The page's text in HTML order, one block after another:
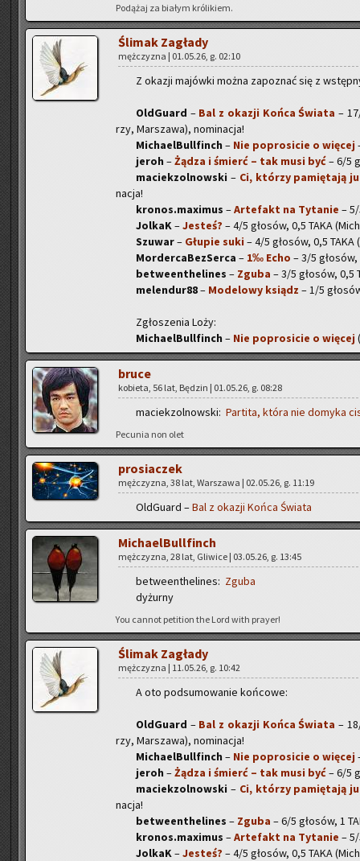
Po­dą­żaj za bia­łym kró­li­kiem.
Śli­mak Za­gła­dy
męż­czy­zna | 01.05.26, g. 02:10
Z oka­zji ma­jów­ki można za­po­znać się z
Old­Gu­ard – Bal z oka­zji Końca Świa­ta –
rzy, Mar­sza­wa), no­mi­na­cja!
Mi­cha­el­Bul­l­finch – Nie po­pro­si­cie o wię­cej
jeroh –Żądza i śmierć – tak musi być– 6/5
ma­ciek­zol­now­ski – Ci, któ­rzy pa­mię­ta­ją
na­cja!
kronos.maximus –Ar­te­fakt na Ty­ta­nie –
Jol­kaK–Je­steś? – 4/5 gło­sów, 0,5 TAKA
Szu­war– Głu­pie suki– 4/5 gło­sów, 0,5 TAKA
Mor­der­ca­Bez­Ser­ca – 1‰ Echo – 3/5
be­twe­en­the­li­nes – Zguba – 3/5 gło­sów, 0,5
me­len­du­r88– Mo­de­lo­wy ksiądz – 1/5
Zgło­sze­nia Loży:
Mi­cha­el­Bul­l­finch – Nie po­pro­si­cie o wię­cej
bruce
ko­bie­ta, 56 lat, Bę­dzin | 01.05.26, g. 08:28
ma­ciek­zol­now­ski: Par­ti­ta, która nie do­my­ka
Pe­cu­nia non olet
pro­sia­czek
męż­czy­zna, 38 lat, War­sza­wa | 02.05.26, g. 11:19
Old­Gu­ard –Bal z oka­zji Końca Świa­ta
Mi­cha­el­Bul­l­finch
męż­czy­zna, 28 lat, Gli­wi­ce | 03.05.26, g. 13:45
be­twe­en­the­li­nes: Zguba
dy­żur­ny
You can­not pe­ti­tion the Lord with pray­er!
Śli­mak Za­gła­dy
męż­czy­zna | 11.05.26, g. 10:42
A oto pod­su­mo­wa­nie koń­co­we:
Old­Gu­ard – Bal z oka­zji Końca Świa­ta –
rzy, Mar­sza­wa), no­mi­na­cja!
Mi­cha­el­Bul­l­finch – Nie po­pro­si­cie o wię­cej
jeroh –Żądza i śmierć – tak musi być– 6/5
ma­ciek­zol­now­ski – Ci, któ­rzy pa­mię­ta­ją
na­cja!
be­twe­en­the­li­nes – Zguba – 6/5 gło­sów, 1
kronos.maximus –Ar­te­fakt na Ty­ta­nie –
Jol­kaK–Je­steś? – 4/5 gło­sów, 0,5 TAKA